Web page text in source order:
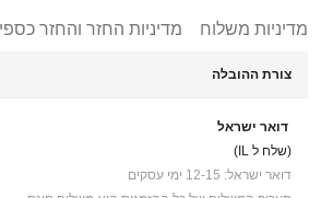
מדיניות משלוח מדיניות החזר והחזר כספי
צורת ההובלה
דואר ישראל
(שלח ל IL)
דואר ישראל: 12-15 ימי עסקים